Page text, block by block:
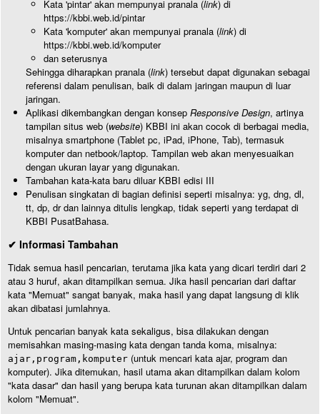
Kata 'pintar' akan mempunyai pranala (link) di
https://kbbi.web.id/pintar
Kata 'komputer' akan mempunyai pranala (link) di
https://kbbi.web.id/komputer
dan seterusnya
Sehingga diharapkan pranala (link) tersebut dapat digunakan sebagai
referensi dalam penulisan, baik di dalam jaringan maupun di luar
jaringan.
Aplikasi dikembangkan dengan konsep Responsive Design, artinya
tampilan situs web (website) KBBI ini akan cocok di berbagai media,
misalnya smartphone (Tablet pc, iPad, iPhone, Tab), termasuk
komputer dan netbook/laptop. Tampilan web akan menyesuaikan
dengan ukuran layar yang digunakan.
Tambahan kata-kata baru diluar KBBI edisi III
Penulisan singkatan di bagian definisi seperti misalnya: yg, dng, dl,
tt, dp, dr dan lainnya ditulis lengkap, tidak seperti yang terdapat di
KBBI PusatBahasa.
✔ Informasi Tambahan
Tidak semua hasil pencarian, terutama jika kata yang dicari terdiri dari 2
atau 3 huruf, akan ditampilkan semua. Jika hasil pencarian dari daftar
kata "Memuat" sangat banyak, maka hasil yang dapat langsung di klik
akan dibatasi jumlahnya.
Untuk pencarian banyak kata sekaligus, bisa dilakukan dengan
memisahkan masing-masing kata dengan tanda koma, misalnya:
ajar,program,komputer (untuk mencari kata ajar, program dan
komputer). Jika ditemukan, hasil utama akan ditampilkan dalam kolom
"kata dasar" dan hasil yang berupa kata turunan akan ditampilkan dalam
kolom "Memuat".